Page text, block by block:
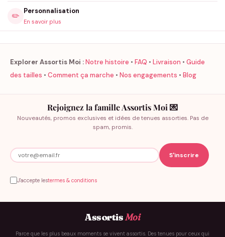
✏️
Personnalisation
En savoir plus
Explorer Assortis Moi :Notre histoire • FAQ • Livraison • Guide
des tailles • Comment ça marche • Nos engagements • Blog
Rejoignez la famille Assortis Moi 💌
Nouveautés, promos exclusives et idées de tenues assorties. Pas de
spam, promis.
J'accepte lestermes & conditions
AssortisMoi
Parce que les plus beaux moments se vivent assortis. Des tenues pour ceux qui